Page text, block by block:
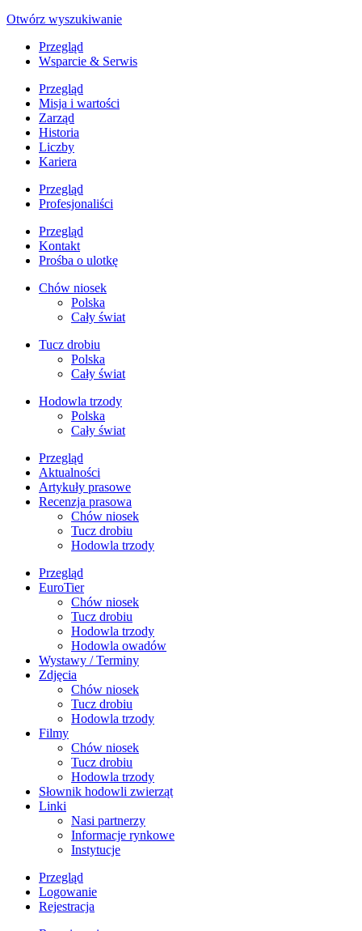
Otwórz wyszukiwanie
Przegląd
Wsparcie & Serwis
Przegląd
Misja i wartości
Zarząd
Historia
Liczby
Kariera
Przegląd
Profesjonaliści
Przegląd
Kontakt
Prośba o ulotkę
Chów niosek
Polska
Cały świat
Tucz drobiu
Polska
Cały świat
Hodowla trzody
Polska
Cały świat
Przegląd
Aktualności
Artykuły prasowe
Recenzja prasowa
Chów niosek
Tucz drobiu
Hodowla trzody
Przegląd
EuroTier
Chów niosek
Tucz drobiu
Hodowla trzody
Hodowla owadów
Wystawy / Terminy
Zdjęcia
Chów niosek
Tucz drobiu
Hodowla trzody
Filmy
Chów niosek
Tucz drobiu
Hodowla trzody
Słownik hodowli zwierząt
Linki
Nasi partnerzy
Informacje rynkowe
Instytucje
Przegląd
Logowanie
Rejestracja